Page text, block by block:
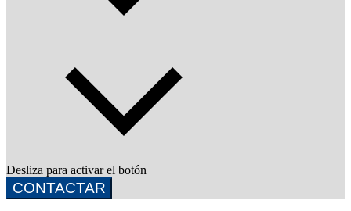
Desliza para activar el botón
CONTACTAR